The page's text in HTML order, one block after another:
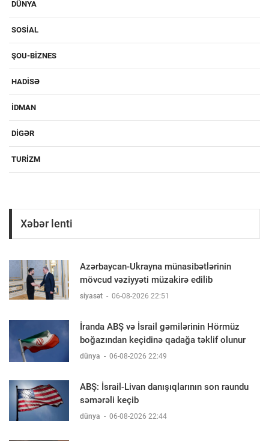
DÜNYA
SOSIAL
ŞOU-BIZNES
HADISƏ
IDMAN
DIGƏR
TURIZM
Xəbər lenti
Azərbaycan-Ukrayna münasibətlərinin
mövcud vəziyyəti müzakirə edilib
siyasət - 06-08-2026 22:51
İranda ABŞ və İsrail gəmilərinin Hörmüz
boğazından keçidinə qadağa təklif olunur
dünya - 06-08-2026 22:49
ABŞ: İsrail-Livan danışıqlarının son raundu
səmərəli keçib
dünya - 06-08-2026 22:44